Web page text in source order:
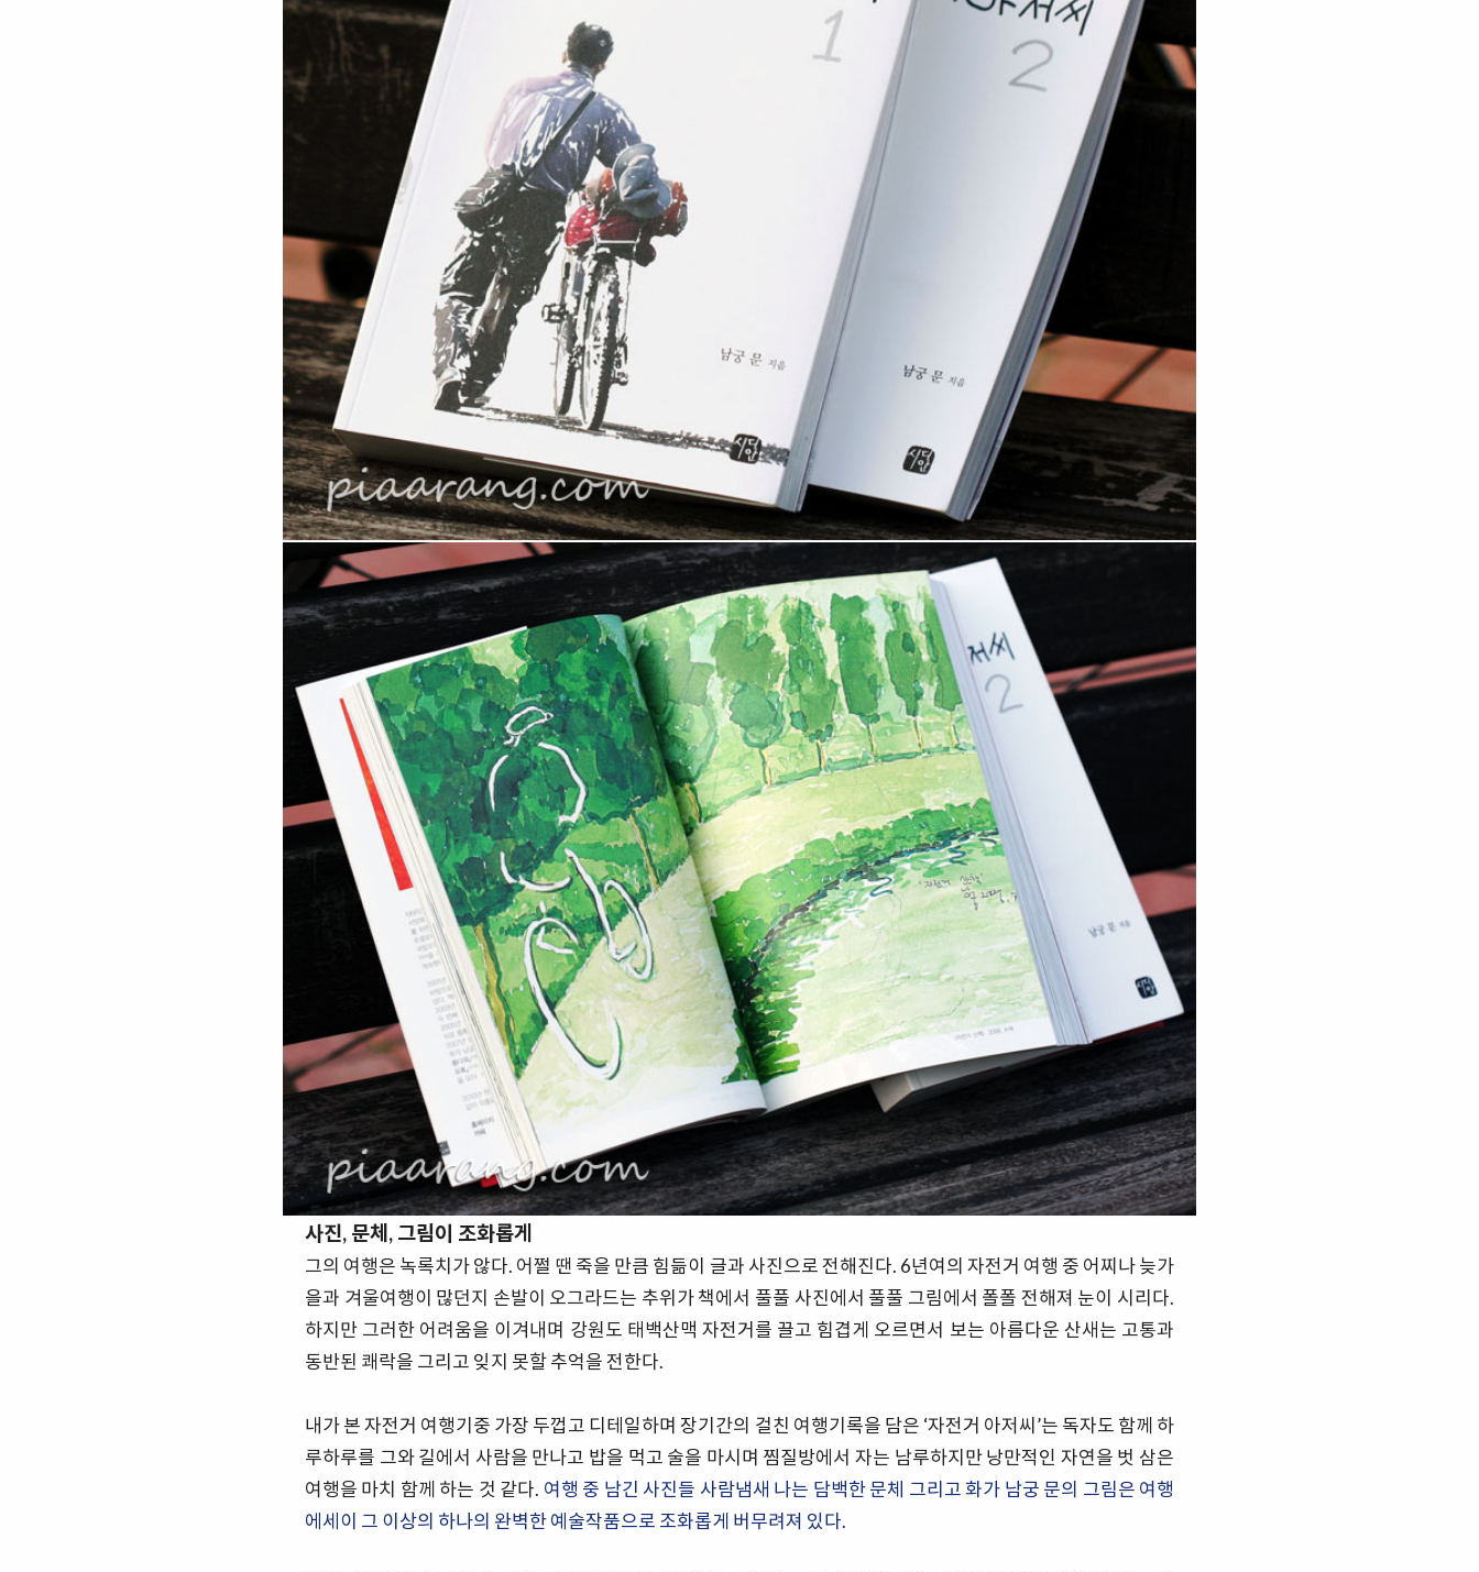
사진, 문체, 그림이 조화롭게
그의 여행은 녹록치가 않다. 어쩔 땐 죽을 만큼 힘듦이 글과 사진으로 전해진다. 6년여의 자전거 여행 중 어찌나 늦가
을과 겨울여행이 많던지 손발이 오그라드는 추위가 책에서 풀풀 사진에서 풀풀 그림에서 폴폴 전해져 눈이 시리다.
하지만 그러한 어려움을 이겨내며 강원도 태백산맥 자전거를 끌고 힘겹게 오르면서 보는 아름다운 산새는 고통과
동반된 쾌락을 그리고 잊지 못할 추억을 전한다.
내가 본 자전거 여행기중 가장 두껍고 디테일하며 장기간의 걸친 여행기록을 담은 ‘자전거 아저씨’는 독자도 함께 하
루하루를 그와 길에서 사람을 만나고 밥을 먹고 술을 마시며 찜질방에서 자는 남루하지만 낭만적인 자연을 벗 삼은
여행을 마치 함께 하는 것 같다. 여행 중 남긴 사진들 사람냄새 나는 담백한 문체 그리고 화가 남궁 문의 그림은 여행
에세이 그 이상의 하나의 완벽한 예술작품으로 조화롭게 버무려져 있다.